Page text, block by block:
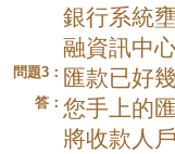
銀行系統
融資訊中
問題3： 匯款已好
答： 您手上的
將收款人